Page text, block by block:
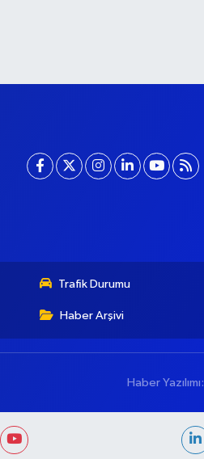
Trafik Durumu
Haber Arşivi
Haber Yazılımı: